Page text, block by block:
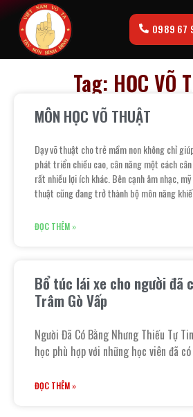
0989 67
Tag: HỌC VÕ
MÔN HỌC VÕ THUẬT
Dạy võ thuật cho trẻ mầm non không chỉ
phát triển chiều cao, cân năng một cách
rất nhiều lợi ích khác. Bên cạnh âm nhạc,
thuật cũng đang trở thành bộ môn năng
ĐỌC THÊM »
Bổ túc lái xe cho người đã
Trâm Gò Vấp
Người Đã Có Bằng Nhưng Thiếu Tự
học phù hợp với những học viên đã
ĐỌC THÊM »